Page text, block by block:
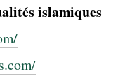
islamiques